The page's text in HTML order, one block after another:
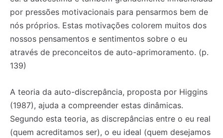
por pressões motivacionais para pensarmos bem de
nós próprios. Estas motivações colorem muitos dos
nossos pensamentos e sentimentos sobre o eu
através de preconceitos de auto-aprimoramento. (p.
139)
A teoria da auto-discrepância, proposta por Higgins
(1987), ajuda a compreender estas dinâmicas.
Segundo esta teoria, as discrepâncias entre o eu real
(quem acreditamos ser), o eu ideal (quem desejamos